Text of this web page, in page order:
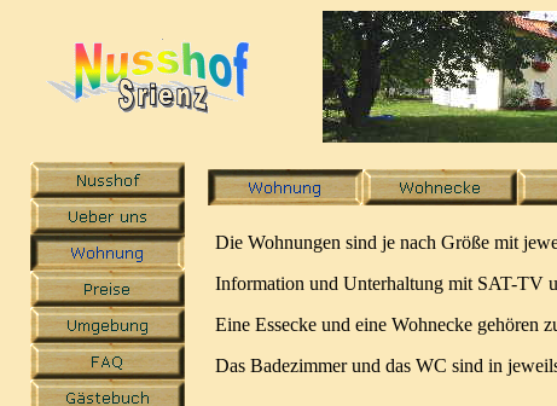
Die Wohnungen sind je nach Größe mit
Information und Unterhaltung mit SAT-TV
Eine Essecke und eine Wohnecke gehören
Das Badezimmer und das WC sind in